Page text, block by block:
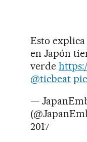
Esto
en Japón
verde
@ticbeat
—
2017